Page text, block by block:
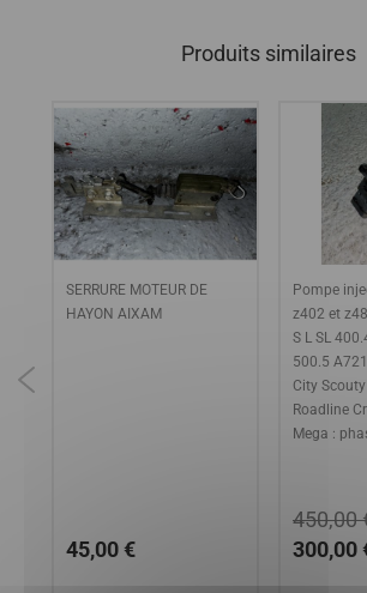
Produits similaires
SERRURE MOTEUR DE
HAYON AIXAM
45,00 €
Pompe
z402 et
S L SL
500.5
City
Roadline
Mega :
300,00
450,00